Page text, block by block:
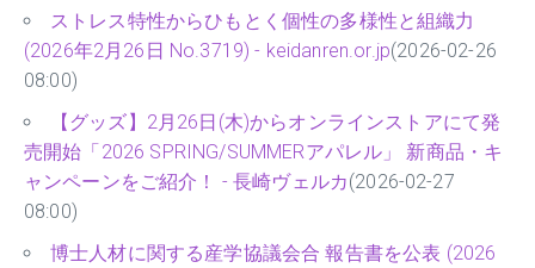
ストレス特性からひもとく個性の多様性と組織力
(2026年2月26日 No.3719) - keidanren.or.jp(2026-02-26
08:00)
【グッズ】2月26日(木)からオンラインストアにて発
売開始「2026 SPRING/SUMMERアパレル」 新商品・キ
ャンペーンをご紹介！ - 長崎ヴェルカ(2026-02-27
08:00)
博士人材に関する産学協議会合 報告書を公表 (2026